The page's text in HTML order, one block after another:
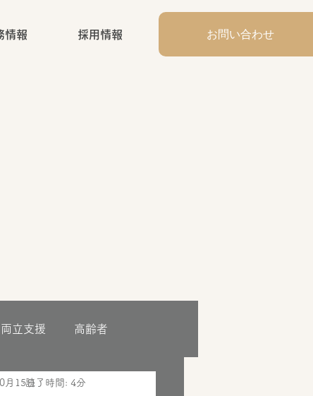
情報 採用情報 お問い合わせ
両立支援 高齢者
月15日読了時間: 4分